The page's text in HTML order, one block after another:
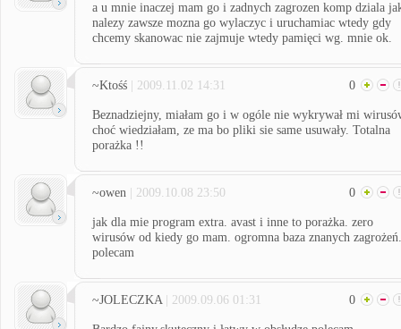
a u mnie inaczej mam go i zadnych zagrozen komp dziala
nalezy zawsze mozna go wylaczyc i uruchamiac wtedy gdy
chcemy skanowac nie zajmuje wtedy pamięci wg. mnie ok.
~Ktośś | 2009.11.02 14:31 0
Beznadziejny, miałam go i w ogóle nie wykrywał mi
choć wiedziałam, ze ma bo pliki sie same usuwały. Totalna
porażka !!
~owen | 2009.10.08 23:50 0
jak dla mie program extra. avast i inne to porażka. zero
wirusów od kiedy go mam. ogromna baza znanych zagrożeń.
polecam
~JOLECZKA | 2009.09.06 01:31 0